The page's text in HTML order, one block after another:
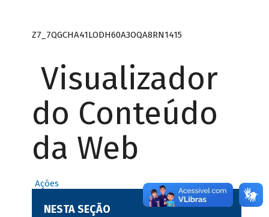
Z7_7QGCHA41LODH60A3OQA8RN1415
Visualizador
do Conteúdo
da Web
Ações
NESTA SEÇÃO